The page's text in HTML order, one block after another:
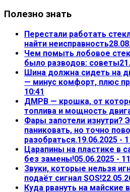
Полезно знать
Перестали работать
найти неисправность
Чем помыть лобовое
было разводов: советы
Шина должна сидеть на
— минус комфорт, плюс
10:41
ДМРВ — крошка, от
топлива и мощность
Фары запотели изнутри?
паниковать, но точно
разобраться.19.06.2025 -
Царапины на пластике в
без замены!05.06.2025 -
Звуки, которые нельзя
подаёт сигнал SOS!
Куда рвануть на майские